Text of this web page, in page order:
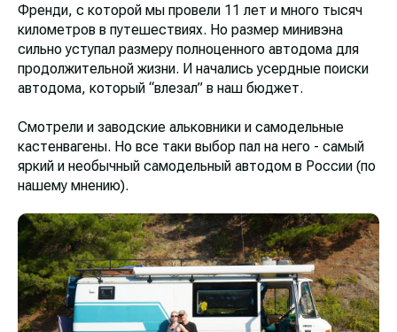
Френди, с которой мы провели 11 лет и много тысяч
километров в путешествиях. Но размер минивэна
сильно уступал размеру полноценного автодома для
продолжительной жизни. И начались усердные поиски
автодома, который “влезал” в наш бюджет.
Смотрели и заводские альковники и самодельные
кастенвагены. Но все таки выбор пал на него - самый
яркий и необычный самодельный автодом в России (по
нашему мнению).